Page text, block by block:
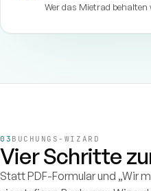
Wer das Mietrad
BUCHUNGS-WIZARD
Vier Schritte
Statt PDF-Formular und „Wir